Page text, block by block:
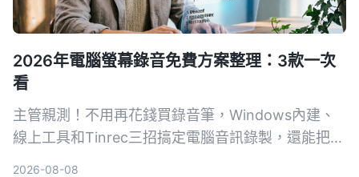
2026年電腦螢幕錄音免費方案整理：3款一次
看
主管親測！不用再花錢買錄音筆，Windows內建、
線上工具和Tinrec三招搞定電腦音訊錄製，還能把會
2026-08-08